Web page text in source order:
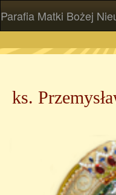
Parafia Matki Bożej
ks.